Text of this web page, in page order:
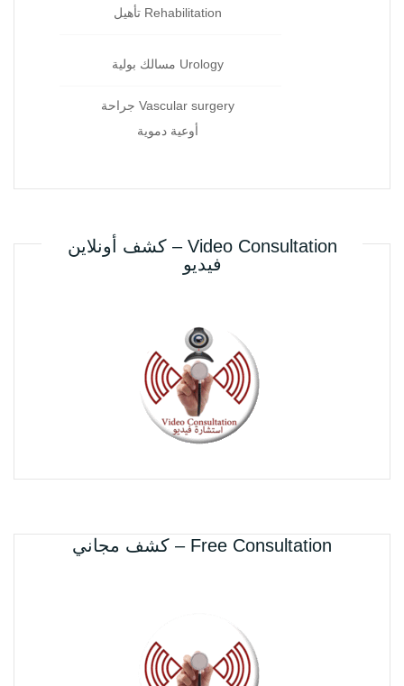
Rehabilitation تأهيل
Urology مسالك بولية
Vascular surgery جراحة
أوعية دموية
Video Consultation – كشف أونلاين
فيديو
Free Consultation – كشف مجاني